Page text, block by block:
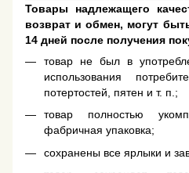
Товары надлежащего
возврат и обмен, могут
14 дней после получения
товар не был в
использования
потертостей, пятен и т. п.;
товар полностью
фабричная упаковка;
сохранены все ярлыки и